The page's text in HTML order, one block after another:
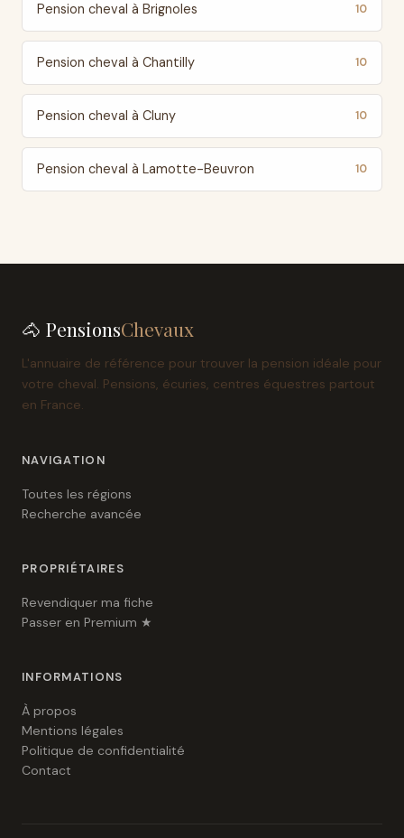
Pension cheval à Brignoles 10
Pension cheval à Chantilly 10
Pension cheval à Cluny 10
Pension cheval à Lamotte-Beuvron 10
🐴 PensionsChevaux
L'annuaire de référence pour trouver la pension idéale pour
votre cheval. Pensions, écuries, centres équestres partout
en France.
NAVIGATION
Toutes les régions
Recherche avancée
PROPRIÉTAIRES
Revendiquer ma fiche
Passer en Premium ★
INFORMATIONS
À propos
Mentions légales
Politique de confidentialité
Contact